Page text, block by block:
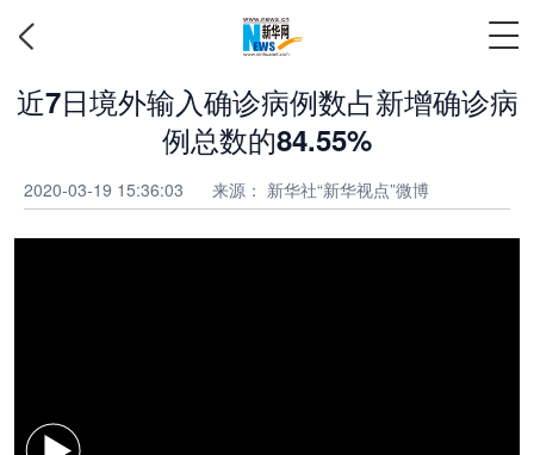
近7日境外输入确诊病例数占新增确诊病
例总数的84.55%
2020-03-19 15:36:03 来源： 新华社“新华视点”微博